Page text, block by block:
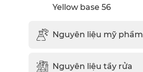
Yellow base 56
Nguyên liệu mỹ phẩm
Nguyên liệu tẩy rửa